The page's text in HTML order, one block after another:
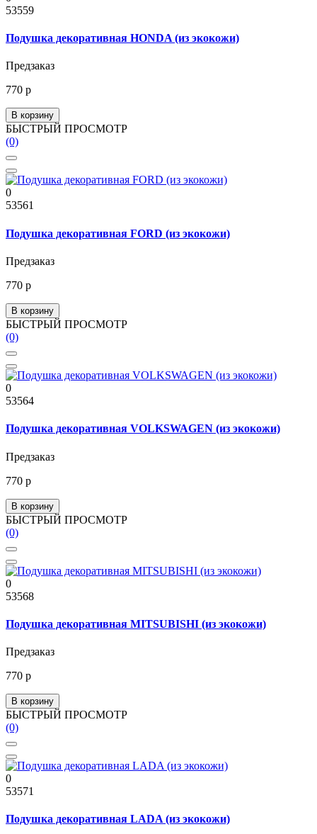
53559
Подушка декоративная HONDA (из экокожи)
Предзаказ
770 р
В корзину
БЫСТРЫЙ ПРОСМОТР
(0)
0
53561
Подушка декоративная FORD (из экокожи)
Предзаказ
770 р
В корзину
БЫСТРЫЙ ПРОСМОТР
(0)
0
53564
Подушка декоративная VOLKSWAGEN (из экокожи)
Предзаказ
770 р
В корзину
БЫСТРЫЙ ПРОСМОТР
(0)
0
53568
Подушка декоративная MITSUBISHI (из экокожи)
Предзаказ
770 р
В корзину
БЫСТРЫЙ ПРОСМОТР
(0)
0
53571
Подушка декоративная LADA (из экокожи)